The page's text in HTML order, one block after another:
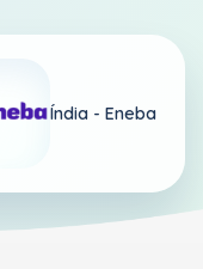
Índia - Eneba